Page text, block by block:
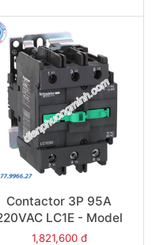
Contactor 3P 95A
LC1E - Model
LC1E95M6
1,821,600 đ